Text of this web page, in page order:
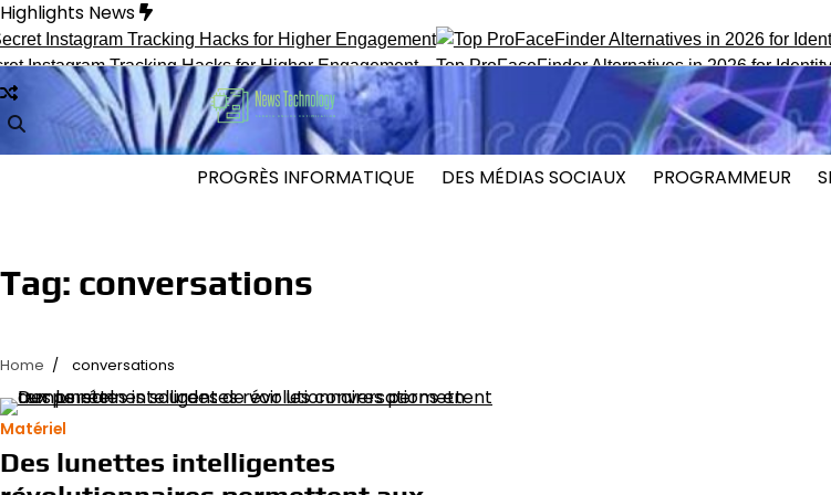
Skip
to
content
Highlights News
Tracking Hacks for Higher Engagement Top ProFaceFinder Alternatives in 2026 for Identity
PROGRÈS INFORMATIQUE DES MÉDIAS SOCIAUX PROGRAMMEUR
Tag: conversations
Home conversations
Matériel
Des lunettes intelligentes